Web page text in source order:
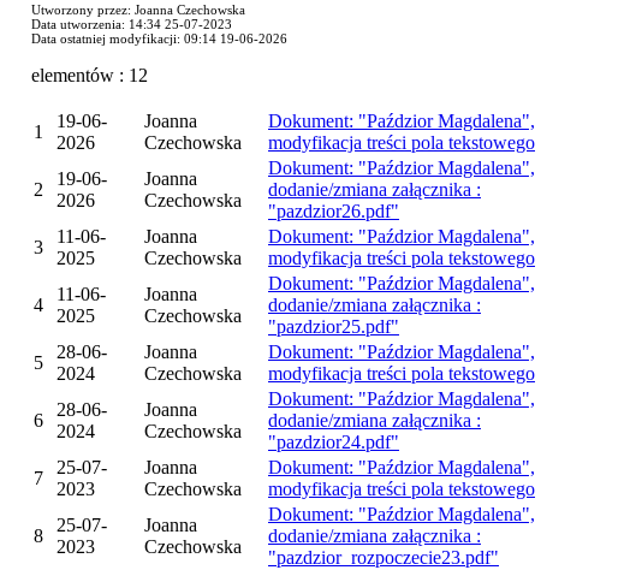
Utworzony przez: Joanna Czechowska
Data utworzenia: 14:34 25-07-2023
Data ostatniej modyfikacji: 09:14 19-06-2026
elementów : 12
1
19-06-
2026
Joanna
Czechowska
Dokument: "Paździor Magdalena",
modyfikacja treści pola tekstowego
2
19-06-
2026
Joanna
Czechowska
Dokument: "Paździor Magdalena",
dodanie/zmiana załącznika :
"pazdzior26.pdf"
3
11-06-
2025
Joanna
Czechowska
Dokument: "Paździor Magdalena",
modyfikacja treści pola tekstowego
4
11-06-
2025
Joanna
Czechowska
Dokument: "Paździor Magdalena",
dodanie/zmiana załącznika :
"pazdzior25.pdf"
5
28-06-
2024
Joanna
Czechowska
Dokument: "Paździor Magdalena",
modyfikacja treści pola tekstowego
6
28-06-
2024
Joanna
Czechowska
Dokument: "Paździor Magdalena",
dodanie/zmiana załącznika :
"pazdzior24.pdf"
7
25-07-
2023
Joanna
Czechowska
Dokument: "Paździor Magdalena",
modyfikacja treści pola tekstowego
8
25-07-
2023
Joanna
Czechowska
Dokument: "Paździor Magdalena",
dodanie/zmiana załącznika :
"pazdzior_rozpoczecie23.pdf"